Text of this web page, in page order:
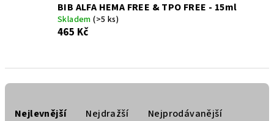
BIB ALFA HEMA FREE & TPO FREE - 15ml
Skladem(>5 ks)
465 Kč
Nejlevnější Nejdražší Nejprodávanější